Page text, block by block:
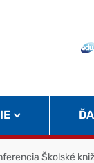
Školské